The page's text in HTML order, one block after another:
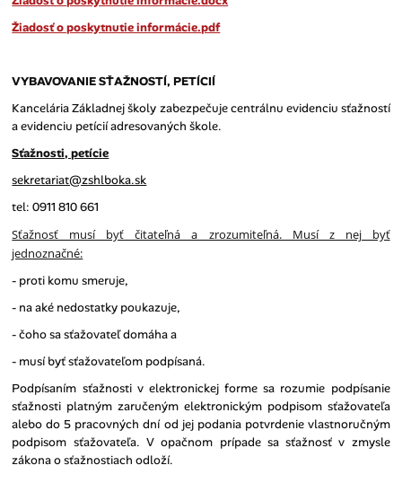
Žiadosť o poskytnutie informácie.pdf
VYBAVOVANIE SŤAŽNOSTÍ, PETÍCIÍ
Kancelária Základnej školy zabezpečuje centrálnu evidenciu sťažností
a evidenciu petícií adresovaných škole.
Sťažnosti, petície
sekretariat@zshlboka.sk
tel: 0911 810 661
Sťažnosť musí byť čitateľná a zrozumiteľná. Musí z nej byť
jednoznačné:
- proti komu smeruje,
- na aké nedostatky poukazuje,
- čoho sa sťažovateľ domáha a
- musí byť sťažovateľom podpísaná.
Podpísaním sťažnosti v elektronickej forme sa rozumie podpísanie
sťažnosti platným zaručeným elektronickým podpisom sťažovateľa
alebo do 5 pracovných dní od jej podania potvrdenie vlastnoručným
podpisom sťažovateľa. V opačnom prípade sa sťažnosť v zmysle
zákona o sťažnostiach odloží.